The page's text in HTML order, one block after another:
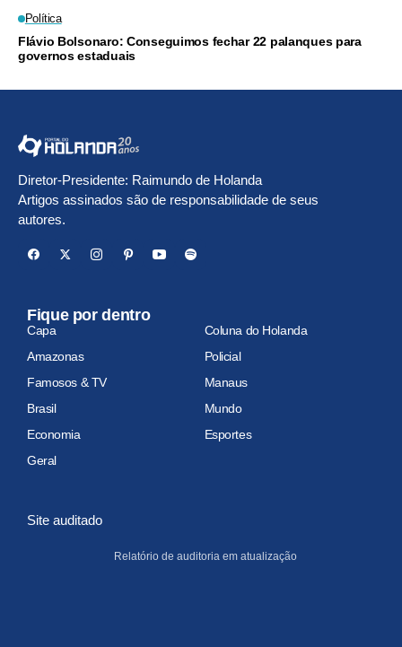
Política
Flávio Bolsonaro: Conseguimos fechar 22 palanques para
governos estaduais
Diretor-Presidente: Raimundo de Holanda
Artigos assinados são de responsabilidade de seus
autores.
Fique por dentro
Capa
Coluna do Holanda
Amazonas
Policial
Famosos & TV
Manaus
Brasil
Mundo
Economia
Esportes
Geral
Site auditado
Relatório de auditoria em atualização